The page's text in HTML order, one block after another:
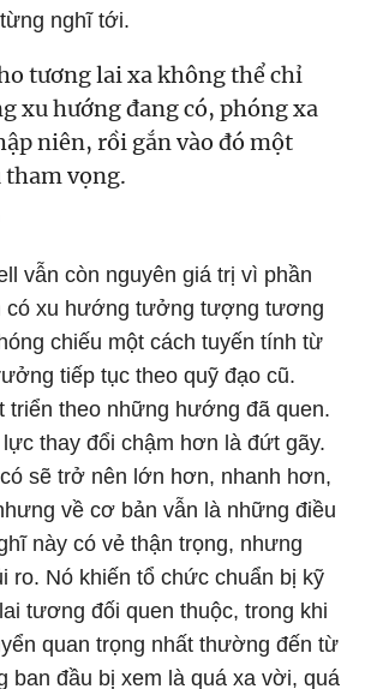
nghĩ tới.
tương lai xa không thể chỉ
xu hướng đang có, phóng xa
niên, rồi gắn vào đó một
vọng.
vẫn còn nguyên giá trị vì phần
có xu hướng tưởng tượng tương
chiếu một cách tuyến tính từ
tiếp tục theo quỹ đạo cũ.
triển theo những hướng đã quen.
thay đổi chậm hơn là đứt gãy.
sẽ trở nên lớn hơn, nhanh hơn,
về cơ bản vẫn là những điều
này có vẻ thận trọng, nhưng
ro. Nó khiến tổ chức chuẩn bị kỹ
tương đối quen thuộc, trong khi
quan trọng nhất thường đến từ
ban đầu bị xem là quá xa vời, quá